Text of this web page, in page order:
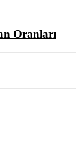
Oranları